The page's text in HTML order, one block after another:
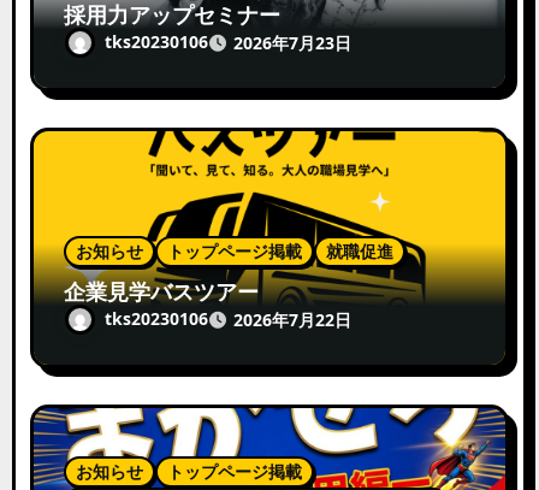
採用力アップセミナー
tks20230106 2026年7月23日
お知らせ トップページ掲載 就職促進
企業見学バスツアー
tks20230106 2026年7月22日
お知らせ
トップページ掲載